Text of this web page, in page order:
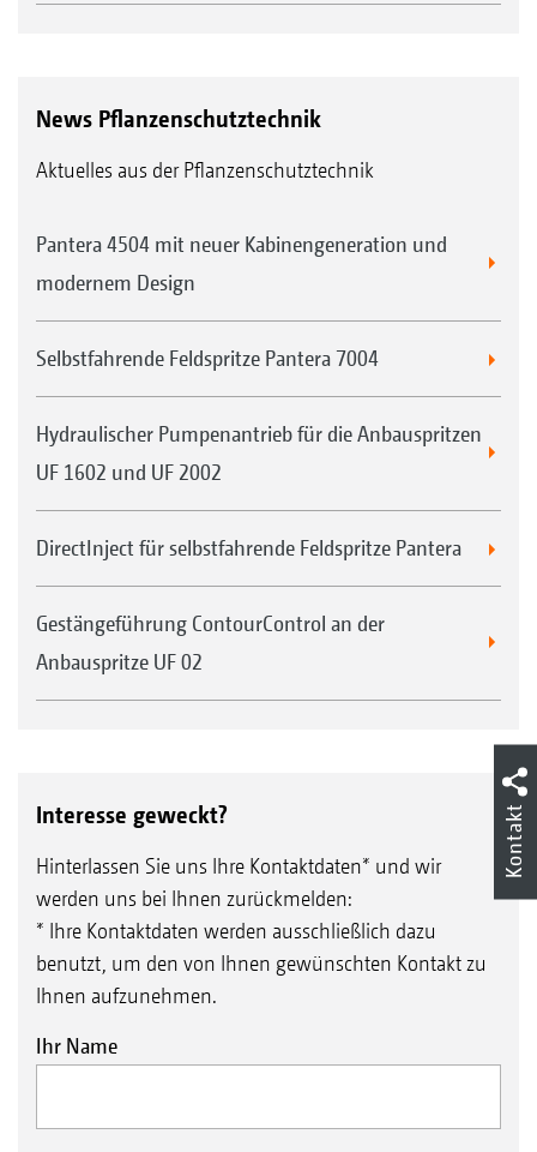
News Pflanzenschutztechnik
Aktuelles aus der Pflanzenschutztechnik
Pantera 4504 mit neuer Kabinengeneration und
modernem Design
Selbstfahrende Feldspritze Pantera 7004
Hydraulischer Pumpenantrieb für die Anbauspritzen
UF 1602 und UF 2002
DirectInject für selbstfahrende Feldspritze Pantera
Gestängeführung ContourControl an der
Anbauspritze UF 02
Interesse geweckt?
Hinterlassen Sie uns Ihre Kontaktdaten* und wir
werden uns bei Ihnen zurückmelden:
* Ihre Kontaktdaten werden ausschließlich dazu
benutzt, um den von Ihnen gewünschten Kontakt zu
Ihnen aufzunehmen.
Ihr Name
Kontakt